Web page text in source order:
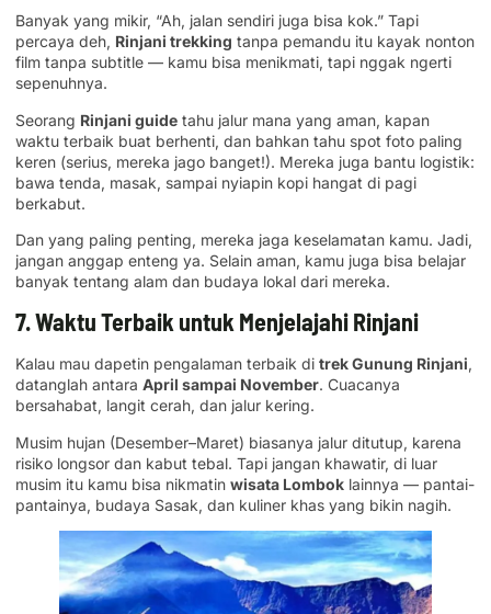
Banyak yang mikir, “Ah, jalan sendiri juga bisa kok.” Tapi
percaya deh, Rinjani trekking tanpa pemandu itu kayak nonton
film tanpa subtitle — kamu bisa menikmati, tapi nggak ngerti
sepenuhnya.
Seorang Rinjani guide tahu jalur mana yang aman, kapan
waktu terbaik buat berhenti, dan bahkan tahu spot foto paling
keren (serius, mereka jago banget!). Mereka juga bantu logistik:
bawa tenda, masak, sampai nyiapin kopi hangat di pagi
berkabut.
Dan yang paling penting, mereka jaga keselamatan kamu. Jadi,
jangan anggap enteng ya. Selain aman, kamu juga bisa belajar
banyak tentang alam dan budaya lokal dari mereka.
7. Waktu Terbaik untuk Menjelajahi Rinjani
Kalau mau dapetin pengalaman terbaik di trek Gunung Rinjani,
datanglah antara April sampai November. Cuacanya
bersahabat, langit cerah, dan jalur kering.
Musim hujan (Desember–Maret) biasanya jalur ditutup, karena
risiko longsor dan kabut tebal. Tapi jangan khawatir, di luar
musim itu kamu bisa nikmatin wisata Lombok lainnya — pantai-
pantainya, budaya Sasak, dan kuliner khas yang bikin nagih.